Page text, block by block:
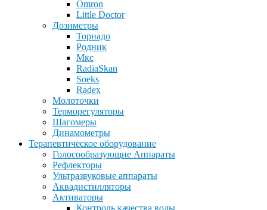
Omron
Little Doctor
Дозиметры
Торнадо
Родник
Мкс
RadiaSkan
Soeks
Radex
Молоточки
Терморегуляторы
Шагомеры
Динамометры
Терапевтическое оборудование
Голосообразующие Аппараты
Рефлекторы
Ультразвуковые аппараты
Аквадистилляторы
Активаторы
Контроль качества воды